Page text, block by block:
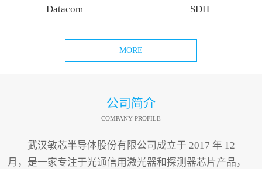
Datacom SDH
MORE
公司简介
COMPANY PROFILE
武汉敏芯半导体股份有限公司成立于 2017 年 12
月，是一家专注于光通信用激光器和探测器芯片产品，